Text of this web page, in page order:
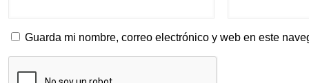
Guarda mi nombre, correo electrónico y web en este